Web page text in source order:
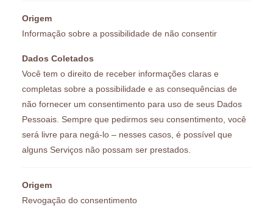
Origem
Informação sobre a possibilidade de não consentir
Dados Coletados
Você tem o direito de receber informações claras e
completas sobre a possibilidade e as consequências de
não fornecer um consentimento para uso de seus Dados
Pessoais. Sempre que pedirmos seu consentimento, você
será livre para negá-lo – nesses casos, é possível que
alguns Serviços não possam ser prestados.
Origem
Revogação do consentimento